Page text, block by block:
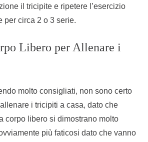
il tricipite e ripetere l’esercizio
per circa 2 o 3 serie.
Libero per Allenare i
molto consigliati, non sono certo
i tricipiti a casa, dato che
corpo libero si dimostrano molto
più faticosi dato che vanno